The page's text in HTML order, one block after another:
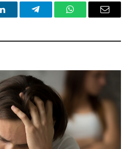
LinkedInTelegramWhatsAppEmail